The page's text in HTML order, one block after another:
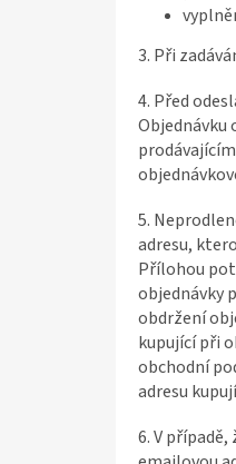
3. Při
4. Před
Objednávku
5.
adresu,
Přílohou
objednávky
obdržení
kupující při
obchodní
adresu
6. V